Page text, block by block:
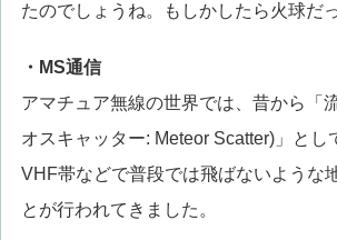
たのでしょうね。もしかしたら火球だ
・MS通信
アマチュア無線の世界では、昔から「
オスキャッター: Meteor Scatter)」とし
VHF帯などで普段では飛ばないような
とが行われてきました。